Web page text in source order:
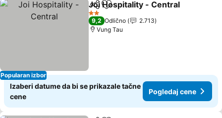
Popularan izbor
Deli Dodati u favorite
Joi Hospitality - Central
2 Zvezdice
9,2 Odlično
2.713
Vung Tau
Izaberi datume da bi se prikazale tačne
cene
Pogledaj cene